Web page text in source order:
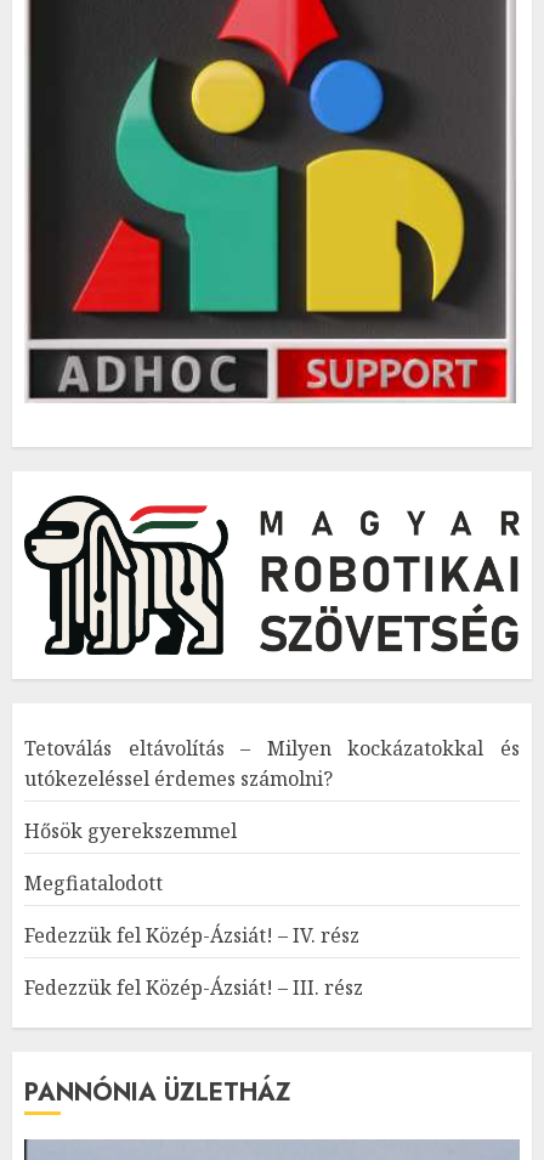
Tetoválás eltávolítás – Milyen kockázatokkal és
utókezeléssel érdemes számolni?
Hősök gyerekszemmel
Megfiatalodott
Fedezzük fel Közép-Ázsiát! – IV. rész
Fedezzük fel Közép-Ázsiát! – III. rész
PANNÓNIA ÜZLETHÁZ